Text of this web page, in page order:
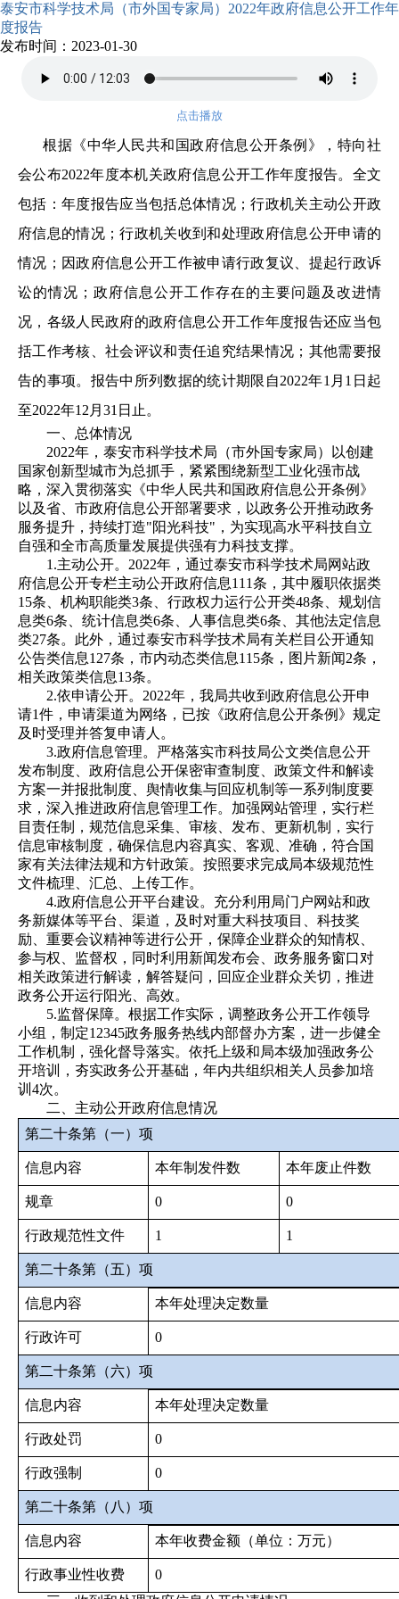
泰安市科学技术局（市外国专家局）2022年政府信息公开工作年
度报告
发布时间：2023-01-30
点击播放
根据《中华人民共和国政府信息公开条例》，特向社
会公布2022年度本机关政府信息公开工作年度报告。全文
包括：年度报告应当包括总体情况；行政机关主动公开政
府信息的情况；行政机关收到和处理政府信息公开申请的
情况；因政府信息公开工作被申请行政复议、提起行政诉
讼的情况；政府信息公开工作存在的主要问题及改进情
况，各级人民政府的政府信息公开工作年度报告还应当包
括工作考核、社会评议和责任追究结果情况；其他需要报
告的事项。报告中所列数据的统计期限自2022年1月1日起
至2022年12月31日止。
一、总体情况
2022年，泰安市科学技术局（市外国专家局）以创建
国家创新型城市为总抓手，紧紧围绕新型工业化强市战
略，深入贯彻落实《中华人民共和国政府信息公开条例》
以及省、市政府信息公开部署要求，以政务公开推动政务
服务提升，持续打造"阳光科技"，为实现高水平科技自立
自强和全市高质量发展提供强有力科技支撑。
1.主动公开。2022年，通过泰安市科学技术局网站政
府信息公开专栏主动公开政府信息111条，其中履职依据类
15条、机构职能类3条、行政权力运行公开类48条、规划信
息类6条、统计信息类6条、人事信息类6条、其他法定信息
类27条。此外，通过泰安市科学技术局有关栏目公开通知
公告类信息127条，市内动态类信息115条，图片新闻2条，
相关政策类信息13条。
2.依申请公开。2022年，我局共收到政府信息公开申
请1件，申请渠道为网络，已按《政府信息公开条例》规定
及时受理并答复申请人。
3.政府信息管理。严格落实市科技局公文类信息公开
发布制度、政府信息公开保密审查制度、政策文件和解读
方案一并报批制度、舆情收集与回应机制等一系列制度要
求，深入推进政府信息管理工作。加强网站管理，实行栏
目责任制，规范信息采集、审核、发布、更新机制，实行
信息审核制度，确保信息内容真实、客观、准确，符合国
家有关法律法规和方针政策。按照要求完成局本级规范性
文件梳理、汇总、上传工作。
4.政府信息公开平台建设。充分利用局门户网站和政
务新媒体等平台、渠道，及时对重大科技项目、科技奖
励、重要会议精神等进行公开，保障企业群众的知情权、
参与权、监督权，同时利用新闻发布会、政务服务窗口对
相关政策进行解读，解答疑问，回应企业群众关切，推进
政务公开运行阳光、高效。
5.监督保障。根据工作实际，调整政务公开工作领导
小组，制定12345政务服务热线内部督办方案，进一步健全
工作机制，强化督导落实。依托上级和局本级加强政务公
开培训，夯实政务公开基础，年内共组织相关人员参加培
训4次。
二、主动公开政府信息情况
第二十条第（一）项
信息内容 本年制发件数 本年废止件数
规章 0 0
行政规范性文件 1 1
第二十条第（五）项
信息内容 本年处理决定数量
行政许可 0
第二十条第（六）项
信息内容 本年处理决定数量
行政处罚 0
行政强制 0
第二十条第（八）项
信息内容 本年收费金额（单位：万元）
行政事业性收费
0